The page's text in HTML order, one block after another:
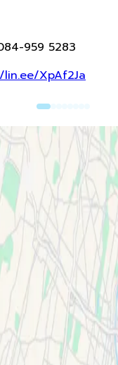
959 5283
XpAf2Ja